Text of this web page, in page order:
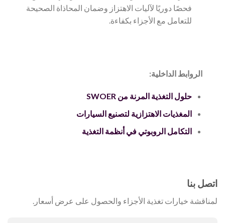
فحصًا دوريًا لآليات الاهتزاز وضمان المحاذاة الصحيحة
للتعامل مع الأجزاء بكفاءة.
الروابط الداخلية:
حلول التغذية المرنة من SWOER
المغذيات الاهتزازية لتصنيع السيارات
التكامل الروبوتي في أنظمة التغذية
اتصل بنا
لمناقشة خيارات تغذية الأجزاء والحصول على عرض أسعار.